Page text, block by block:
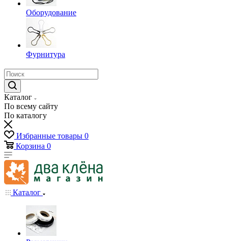
Оборудование
Фурнитура
Каталог
По всему сайту
По каталогу
Избранные товары 0
Корзина 0
Каталог